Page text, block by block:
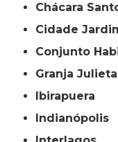
Chácara
Cidade
Conjunto
Granja Julieta
Ibirapuera
Indianópolis